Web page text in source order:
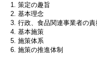
策定の趣旨
基本理念
行政、食品関連事業者の
基本施策
施策体系
施策の推進体制